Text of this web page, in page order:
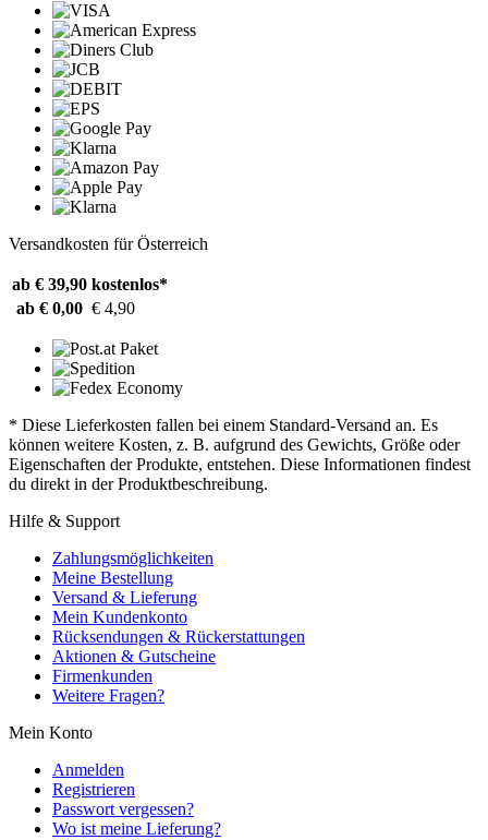
Versandkosten für Österreich
ab € 39,90 kostenlos*
ab € 0,00 € 4,90
* Diese Lieferkosten fallen bei einem Standard-Versand an. Es
können weitere Kosten, z. B. aufgrund des Gewichts, Größe oder
Eigenschaften der Produkte, entstehen. Diese Informationen findest
du direkt in der Produktbeschreibung.
Hilfe & Support
Zahlungsmöglichkeiten
Meine Bestellung
Versand & Lieferung
Mein Kundenkonto
Rücksendungen & Rückerstattungen
Aktionen & Gutscheine
Firmenkunden
Weitere Fragen?
Mein Konto
Anmelden
Registrieren
Passwort vergessen?
Wo ist meine Lieferung?